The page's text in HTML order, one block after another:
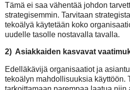
Tämä ei saa vähentää johdon
strategisemmin. Tarvitaan
tekoälyä käytetään koko
uudelle tasolle nostavalla tavalla.
2) Asiakkaiden kasvavat
Edelläkävijä organisaatiot ja
tekoälyn mahdollisuuksia käyttöön.